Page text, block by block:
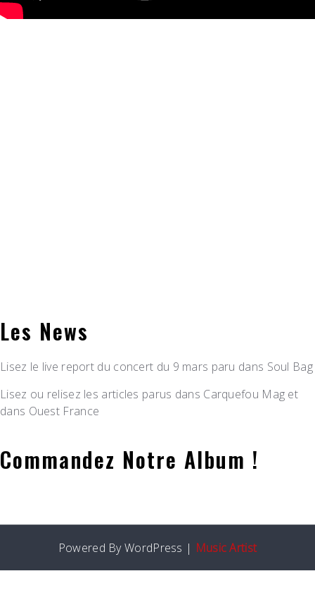
Les News
Lisez le live report du concert du 9 mars paru dans Soul Bag
Lisez ou relisez les articles parus dans Carquefou Mag et
dans Ouest France
Commandez Notre Album !
Powered By WordPress | Music Artist